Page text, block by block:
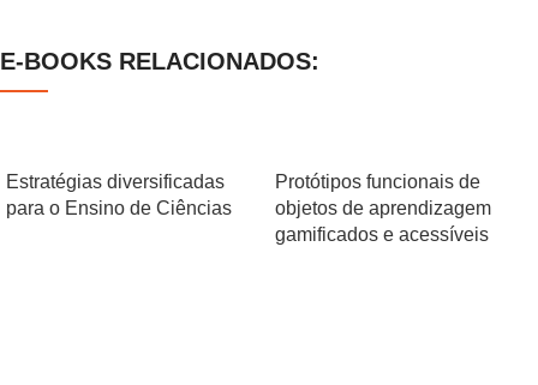
E-BOOKS RELACIONADOS:
Estratégias diversificadas
para o Ensino de Ciências
Protótipos funcionais de
objetos de aprendizagem
gamificados e acessíveis